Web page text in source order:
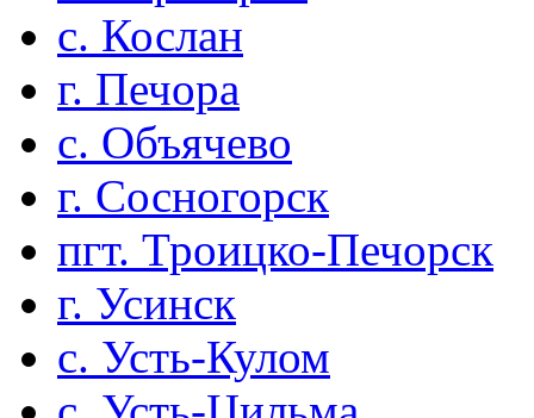
с. Кослан
г. Печора
с. Объячево
г. Сосногорск
пгт. Троицко-Печорск
г. Усинск
с. Усть-Кулом